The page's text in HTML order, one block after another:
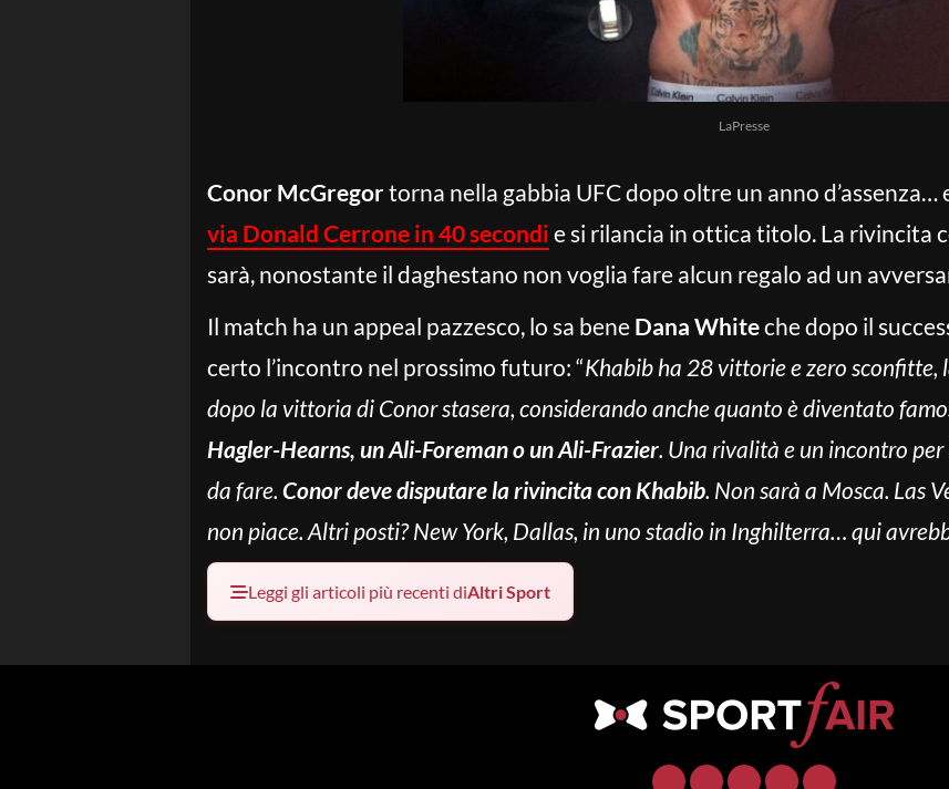
LaPresse
Conor McGregortorna nella gabbia UFC dopo oltre un anno
via Donald Cerrone in 40 secondi e si rilancia in ottica titolo. La rivincita
sarà, nonostante il daghestano non voglia fare alcun regalo ad un
Il match ha un appeal pazzesco, lo sa bene Dana Whiteche dopo il
certo l’incontro nel prossimo futuro: “Khabib ha 28 vittorie e zero sconfitte,
dopo la vittoria di Conor stasera, considerando anche quanto è diventato
Hagler-Hearns, un Ali-Foreman o un Ali-Frazier. Una rivalità e un incontro
da fare. Conor deve disputare la rivincita con Khabib. Non sarà a Mosca. Las
non piace. Altri posti? New York, Dallas, in uno stadio in Inghilterra… qui
Leggi gli articoli più recenti diAltri Sport